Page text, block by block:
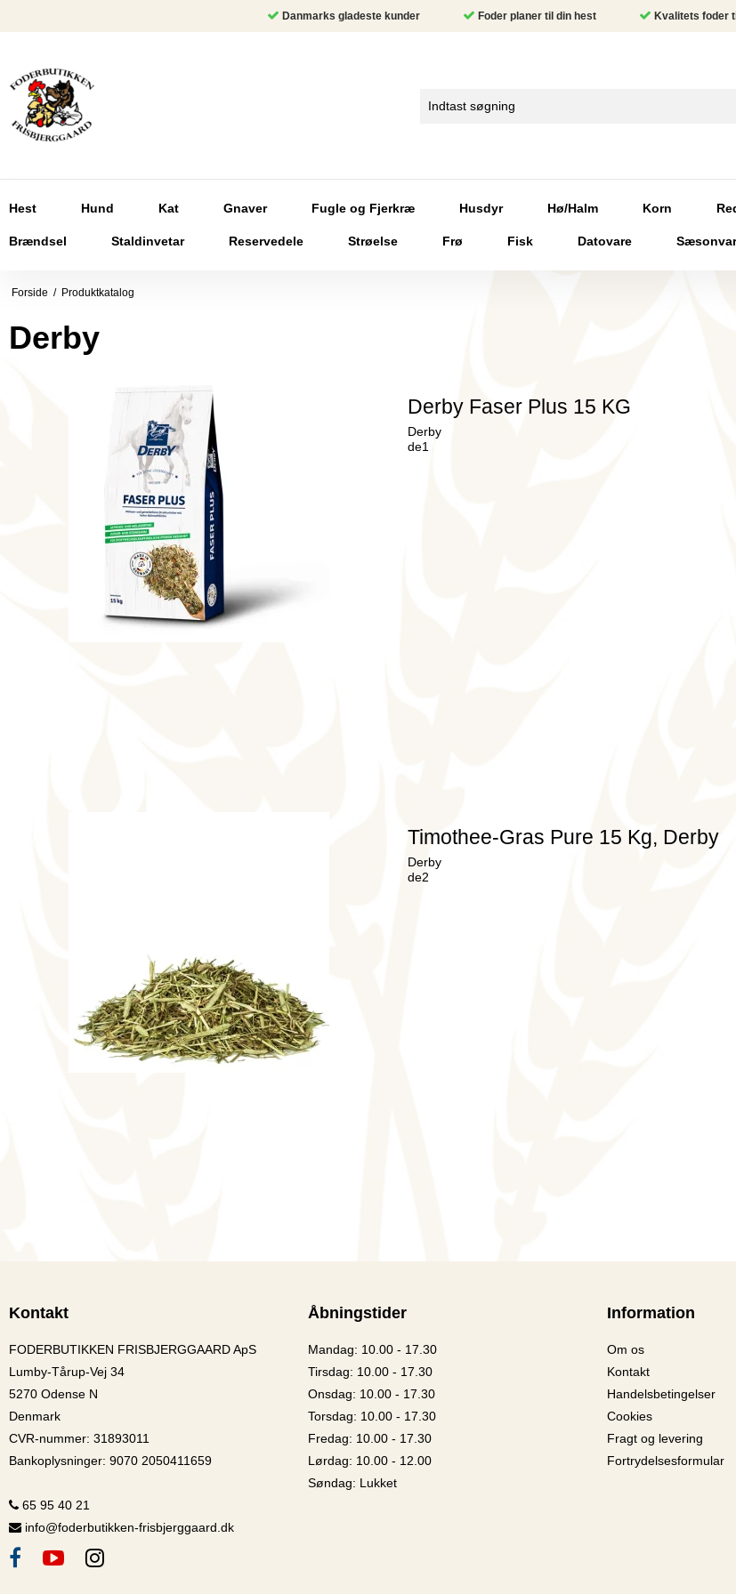
Danmarks gladeste kunder Foder planer til din hest Kvalitets foder
Hest Hund Kat Gnaver Fugle og Fjerkræ Husdyr Hø/Halm Korn
Brændsel Staldinvetar Reservedele Strøelse Frø Fisk Datovare
Forside / Produktkatalog
Derby
Derby Faser Plus 15 KG
Derby
de1
Timothee-Gras Pure 15 Kg, Derby
Derby
de2
Kontakt
FODERBUTIKKEN FRISBJERGGAARD ApS
Lumby-Tårup-Vej 34
5270 Odense N
Denmark
CVR-nummer: 31893011
Bankoplysninger: 9070 2050411659
65 95 40 21
info@foderbutikken-frisbjerggaard.dk
Åbningstider
Mandag: 10.00 - 17.30
Tirsdag: 10.00 - 17.30
Onsdag: 10.00 - 17.30
Torsdag: 10.00 - 17.30
Fredag: 10.00 - 17.30
Lørdag: 10.00 - 12.00
Søndag: Lukket
Information
Om os
Kontakt
Handelsbetingelser
Cookies
Fragt og levering
Fortrydelsesformular